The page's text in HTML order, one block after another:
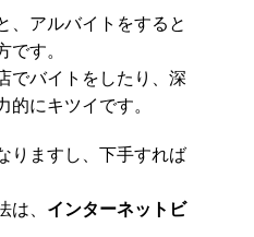
、アルバイトをすると
です。
でバイトをしたり、深
的にキツイです。
りますし、下手すれば
は、 インターネットビ